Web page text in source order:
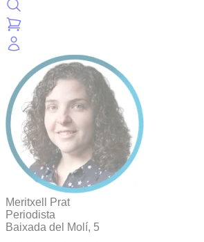
Meritxell Prat
Periodista
Baixada del Molí, 5